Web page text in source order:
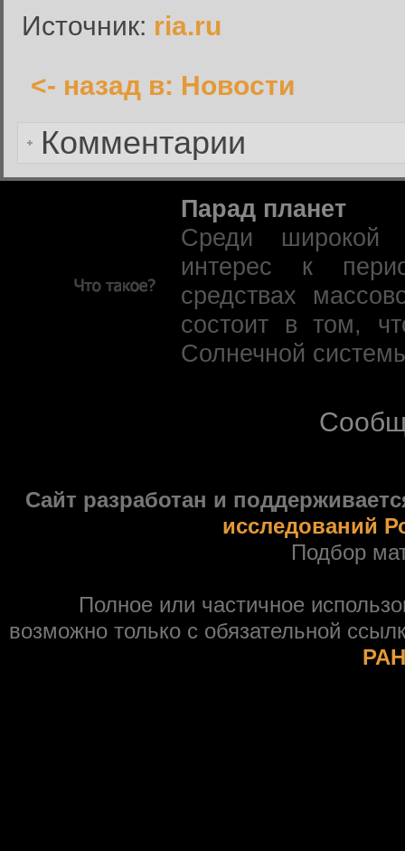
Источник: ria.ru
<- назад в: Новости
Комментарии
Забыли пароль?
Парад планет
Среди широкой
интерес к
средствах
состоит в том,
Солнечной
Сайт разработан и
исследований
Подбор
Полное или частичное
возможно только с обязательной